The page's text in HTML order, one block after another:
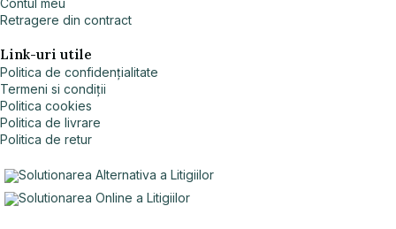
Contul meu
Retragere din contract
Link-uri utile
Politica de confidențialitate
Termeni si condiții
Politica cookies
Politica de livrare
Politica de retur